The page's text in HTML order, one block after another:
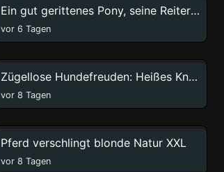
Ein gut gerittenes Pony, seine Reiterin lässt sich verwöhnen
vor 6 Tagen
Zügellose Hundefreuden: Heißes Knutschen mit einem riesigen Rottweiler
vor 8 Tagen
Pferd verschlingt blonde Natur XXL
vor 8 Tagen